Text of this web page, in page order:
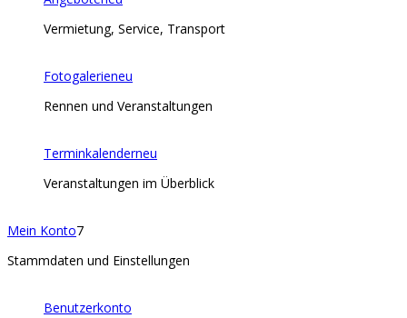
Vermietung, Service, Transport
Fotogalerieneu
Rennen und Veranstaltungen
Terminkalenderneu
Veranstaltungen im Überblick
Mein Konto7
Stammdaten und Einstellungen
Benutzerkonto